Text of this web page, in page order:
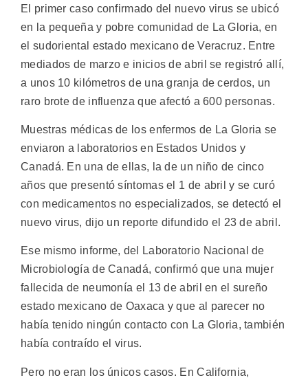
El primer caso confirmado del nuevo virus se ubicó
en la pequeña y pobre comunidad de La Gloria, en
el sudoriental estado mexicano de Veracruz. Entre
mediados de marzo e inicios de abril se registró allí,
a unos 10 kilómetros de una granja de cerdos, un
raro brote de influenza que afectó a 600 personas.
Muestras médicas de los enfermos de La Gloria se
enviaron a laboratorios en Estados Unidos y
Canadá. En una de ellas, la de un niño de cinco
años que presentó síntomas el 1 de abril y se curó
con medicamentos no especializados, se detectó el
nuevo virus, dijo un reporte difundido el 23 de abril.
Ese mismo informe, del Laboratorio Nacional de
Microbiología de Canadá, confirmó que una mujer
fallecida de neumonía el 13 de abril en el sureño
estado mexicano de Oaxaca y que al parecer no
había tenido ningún contacto con La Gloria, también
había contraído el virus.
Pero no eran los únicos casos. En California,